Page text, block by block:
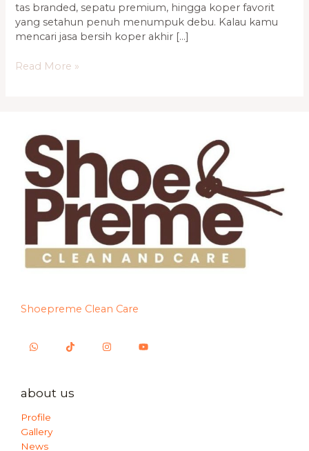
tas branded, sepatu premium, hingga koper favorit
yang setahun penuh menumpuk debu. Kalau kamu
mencari jasa bersih koper akhir […]
Read More »
Shoepreme Clean Care
about us
Profile
Gallery
News